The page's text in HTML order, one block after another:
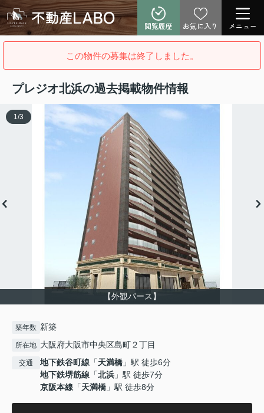
閲覧履歴 お気に入り メニュー
この物件の募集は終了しました。
プレジオ北浜の過去掲載物件情報
【外観パース】
1 /3
築年数 新築
所在地 大阪府大阪市中央区島町２丁目
交通 地下鉄谷町線 「天満橋 」駅 徒歩6分
地下鉄堺筋線 「北浜 」駅 徒歩7分
京阪本線 「天満橋 」駅 徒歩8分